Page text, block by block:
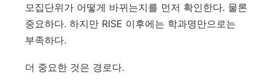
모집단위가 어떻게 바뀌는지를 먼저 확인한다. 물론
중요하다. 하지만 RISE 이후에는 학과명만으로는
부족하다.
더 중요한 것은 경로다.